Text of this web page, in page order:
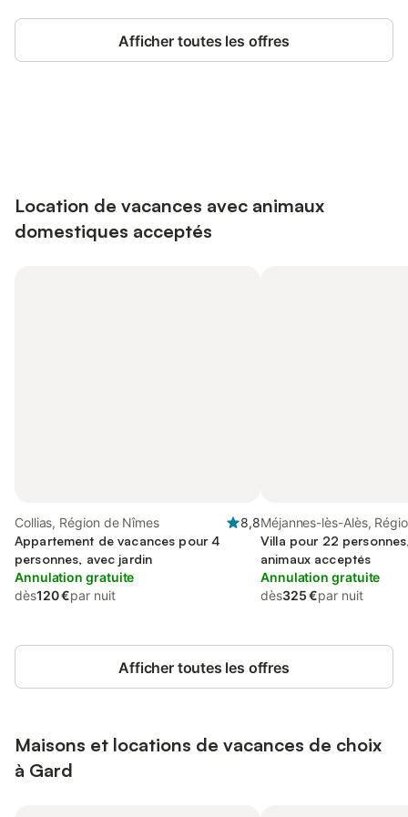
Afficher toutes les offres
Location de vacances avec animaux
domestiques acceptés
Collias, Région de Nîmes
8,8
Appartement de vacances pour 4
personnes, avec jardin
Annulation gratuite
dès120 €par nuit
Méjannes-lès-Alès,
Villa pour 22
animaux acceptés
Annulation gratuite
dès325 €par nuit
Afficher toutes les offres
Maisons et locations de vacances de choix
à Gard